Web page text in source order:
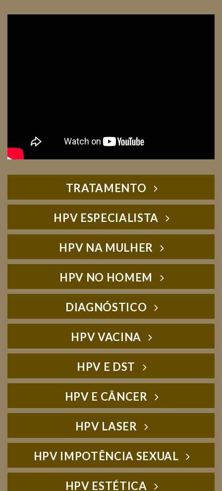
TRATAMENTO
HPV ESPECIALISTA
HPV NA MULHER
HPV NO HOMEM
DIAGNÓSTICO
HPV VACINA
HPV E DST
HPV E CÂNCER
HPV LASER
HPV IMPOTÊNCIA SEXUAL
HPV ESTÉTICA